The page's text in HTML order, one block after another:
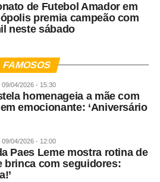
de Futebol Amador em
premia campeão com
neste sábado
FAMOSOS
09/04/2026 - 15:30
homenageia a mãe com
emocionante: ‘Aniversário
09/04/2026 - 12:00
Paes Leme mostra rotina de
brinca com seguidores: